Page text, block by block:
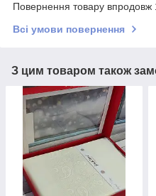
Повернення товару впродовж
Всі умови повернення
З цим товаром також